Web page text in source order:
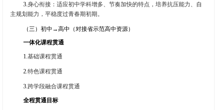
3.身心衔接：适应初中学科增多、节奏加快的特点，培养抗压能力、自
主规划能力，平稳度过青春期初期。
（三）初中→高中（对接省示范高中资源）
一体化课程贯通
1.基础课程贯通
2.特色课程贯通
3. 跨学段融合课程贯通
全程贯通目标